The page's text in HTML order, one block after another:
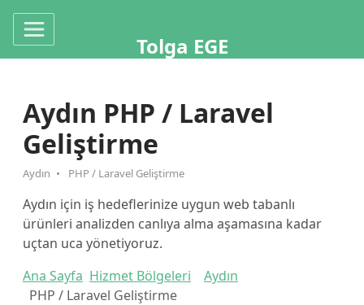
Tolga EGE
Aydın PHP / Laravel
Geliştirme
Aydın PHP / Laravel Geliştirme
Aydın için iş hedeflerinize uygun web tabanlı
ürünleri analizden canlıya alma aşamasına kadar
uçtan uca yönetiyoruz.
Ana Sayfa Hizmet Bölgeleri
Aydın
PHP / Laravel Geliştirme